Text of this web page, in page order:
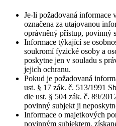
Je-li požadovaná informace
označena za utajovanou
oprávněný přístup, povinný
Informace týkající se
soukromí fyzické osoby a
poskytne jen v souladu s
jejich ochranu.
Pokud je požadovaná
ust. § 17 zák. č. 513/1991
dle ust. § 504 zák. č. 89/
povinný subjekt ji
Informace o majetkových
povinným subjektem,